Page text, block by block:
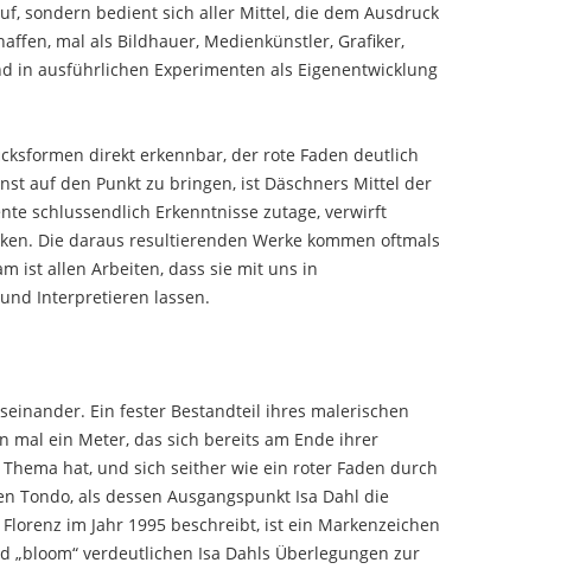
sondern bedient sich aller Mittel, die dem Ausdruck
mal als Bildhauer, Medienkünstler, Grafiker,
in ausführlichen Experimenten als Eigenentwicklung
direkt erkennbar, der rote Faden deutlich
auf den Punkt zu bringen, ist Däschners Mittel der
schlussendlich Erkenntnisse zutage, verwirft
Die daraus resultierenden Werke kommen oftmals
ist allen Arbeiten, dass sie mit uns in
Interpretieren lassen.
Ein fester Bestandteil ihres malerischen
mal ein Meter, das sich bereits am Ende ihrer
hat, und sich seither wie ein roter Faden durch
Tondo, als dessen Ausgangspunkt Isa Dahl die
im Jahr 1995 beschreibt, ist ein Markenzeichen
„bloom“ verdeutlichen Isa Dahls Überlegungen zur